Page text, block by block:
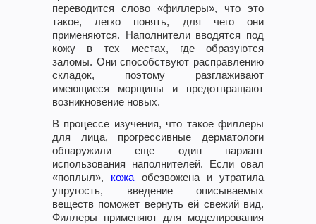
переводится слово «филлеры», что это
такое, легко понять, для чего они
применяются. Наполнители вводятся под
кожу в тех местах, где образуются
заломы. Они способствуют расправлению
складок, поэтому разглаживают
имеющиеся морщины и предотвращают
возникновение новых.
В процессе изучения, что такое филлеры
для лица, прогрессивные дерматологи
обнаружили еще один вариант
использования наполнителей. Если овал
«поплыл», кожа обезвожена и утратила
упругость, введение описываемых
веществ поможет вернуть ей свежий вид.
Филлеры применяют для моделирования